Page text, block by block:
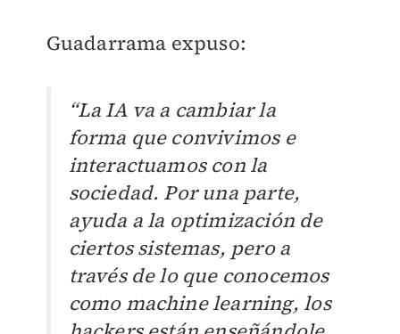
Guadarrama expuso:
“La IA va a cambiar la
forma que convivimos e
interactuamos con la
sociedad. Por una parte,
ayuda a la optimización de
ciertos sistemas, pero a
través de lo que conocemos
como machine learning, los